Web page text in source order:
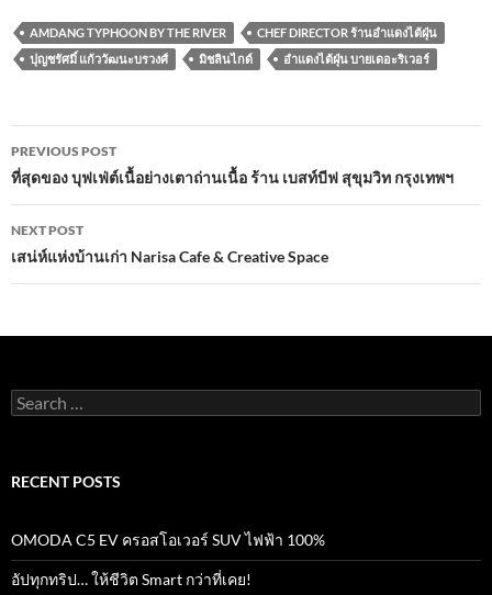
e
b
o
k
itt
er
ail at
s
p
p
e ar
e
AMDANG TYPHOON BY THE RIVER
CHEF DIRECTOR ร้านอำแดงไต้ฝุ่น
ปุญชรัศมิ์ แก้ววัฒนะบรวงศ์
มิชลินไกด์ อำแดงไต้ฝุ่น บายเดอะริเวอร์
Post
navigation
PREVIOUS POST
ที่สุดของ บุฟเฟ่ต์เนื้อย่างเตาถ่านเนื้อ ร้าน เบสท์บีฟ สุขุมวิท กรุงเทพฯ
NEXT POST
เสน่ห์แห่งบ้านเก่า Narisa Cafe & Creative Space
Search
for:
RECENT POSTS
OMODA C5 EV ครอสโอเวอร์ SUV ไฟฟ้า 100%
อัปทุกทริป… ให้ชีวิต Smart กว่าที่เคย!